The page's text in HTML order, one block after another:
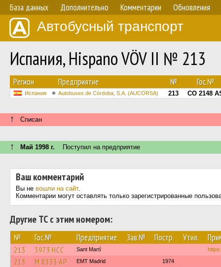
База данных Дополнительно Комментарии Обновления
Автобусный транспорт
Испания, Hispano VÖV II № 213
Регион Предприятие № Гос.№
Испания Autobuses de Córdoba, S.A. (AUCORSA) 213 CO 2148
↑ Списан
↑ Май 1998 г. Поступил на предприятие
Ваш комментарий
Вы не вошли на сайт.
Комментарии могут оставлять только зарегистрированные
Другие ТС с этим номером:
№ Гос.№ Предприятие Зав.№ Постр. Утил.
213 3973 HCC Sant Martì
213 M 8333 AP EMT Madrid 1974